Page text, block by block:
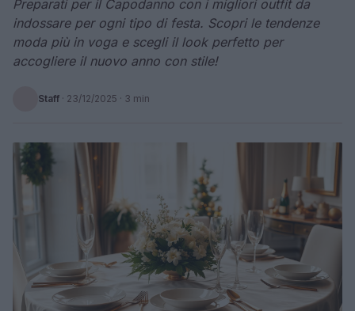
Preparati per il Capodanno con i migliori outfit da
indossare per ogni tipo di festa. Scopri le tendenze
moda più in voga e scegli il look perfetto per
accogliere il nuovo anno con stile!
Staff · 23/12/2025 · 3 min